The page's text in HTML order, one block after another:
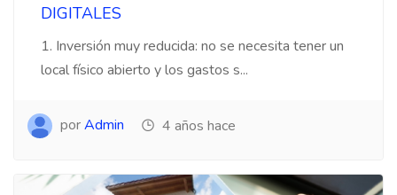
DIGITALES
1. Inversión muy reducida: no se necesita tener un
local físico abierto y los gastos s...
porAdmin 4 años hace